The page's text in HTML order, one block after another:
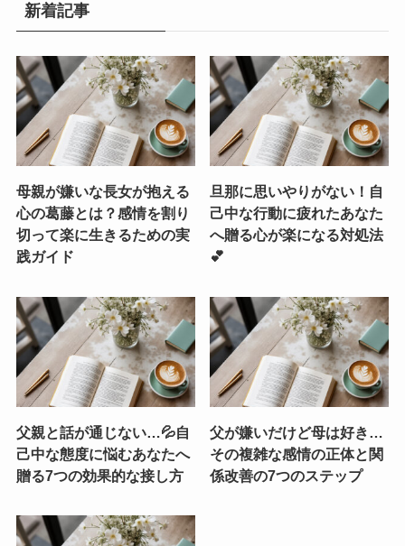
新着記事
母親が嫌いな長女が抱える
心の葛藤とは？感情を割り
切って楽に生きるための実
践ガイド
旦那に思いやりがない！自
己中な行動に疲れたあなた
へ贈る心が楽になる対処法
💕
父親と話が通じない…💦自
己中な態度に悩むあなたへ
贈る7つの効果的な接し方
父が嫌いだけど母は好き…
その複雑な感情の正体と関
係改善の7つのステップ